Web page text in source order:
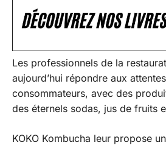
Les professionnels de la
aujourd’hui répondre aux
consommateurs, avec des
des éternels sodas, jus de fruits
KOKO Kombucha leur propose